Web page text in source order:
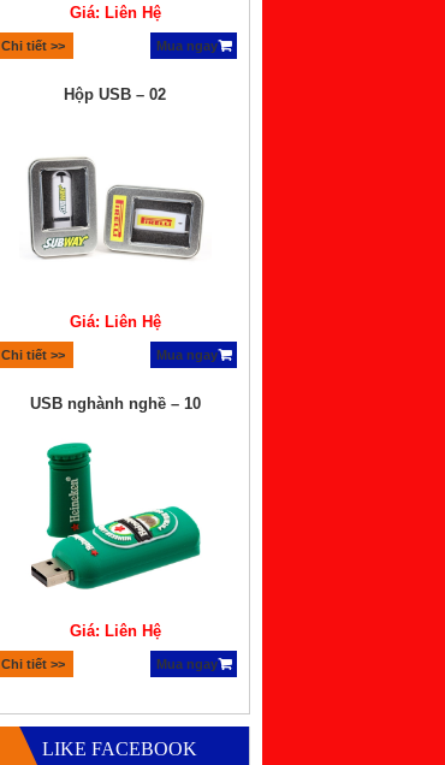
Giá: Liên Hệ
Chi tiết >> Mua ngay
Hộp USB – 02
Giá: Liên Hệ
Chi tiết >> Mua ngay
USB nghành nghề – 10
Giá: Liên Hệ
Chi tiết >> Mua ngay
Quà tặng bộ xếp hình lego
LIKE FACEBOOK